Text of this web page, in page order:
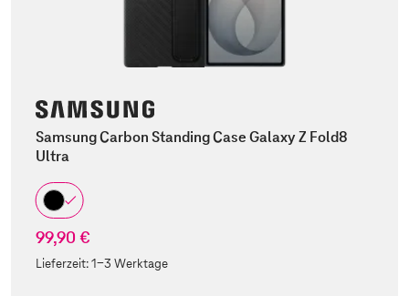
Samsung Carbon Standing Case Galaxy Z Fold8
Ultra
99,90 €
Lieferzeit:1-3 Werktage